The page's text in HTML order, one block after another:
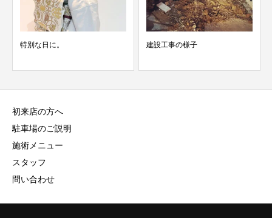
特別な日に。 建設工事の様子
初来店の方へ
駐車場のご説明
施術メニュー
スタッフ
問い合わせ